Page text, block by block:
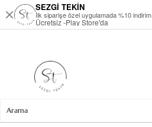
SEZGİ TEKİN
İlk siparişe özel uygulamada %10 indirim
Ücretsiz -Play Store'da